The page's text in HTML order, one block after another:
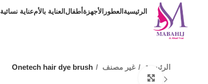
الرئيسيةالعطور الأجهزةأطفالالعناية بالأمعناية نسائية
الرئيسية غير مصنف Onetech hair dye brush